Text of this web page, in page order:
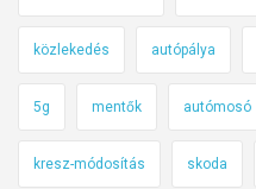
közlekedés autópálya
5g mentők autómosó
kresz-módosítás skoda